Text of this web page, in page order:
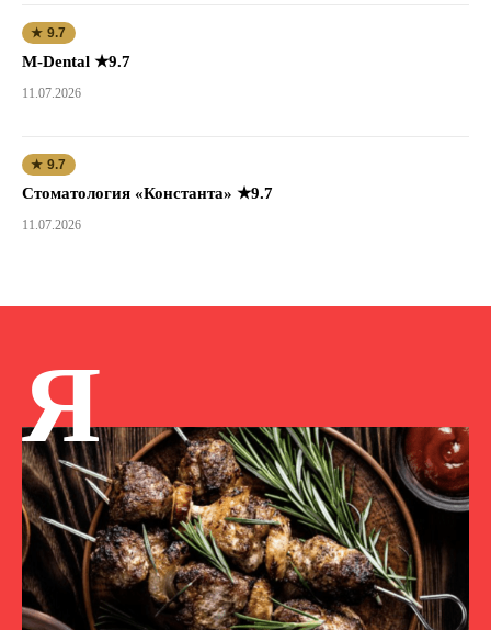
★ 9.7
M-Dental ★9.7
11.07.2026
★ 9.7
Стоматология «Константа» ★9.7
11.07.2026
Я